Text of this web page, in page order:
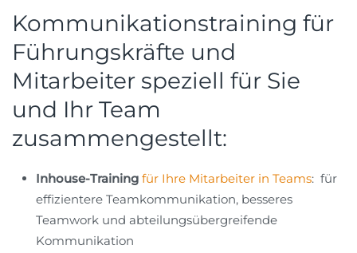
Kommunikationstraining für
Führungskräfte und
Mitarbeiter speziell für Sie
und Ihr Team
zusammengestellt:
Inhouse-Training für Ihre Mitarbeiter in Teams: für
effizientere Teamkommunikation, besseres
Teamwork und abteilungsübergreifende
Kommunikation